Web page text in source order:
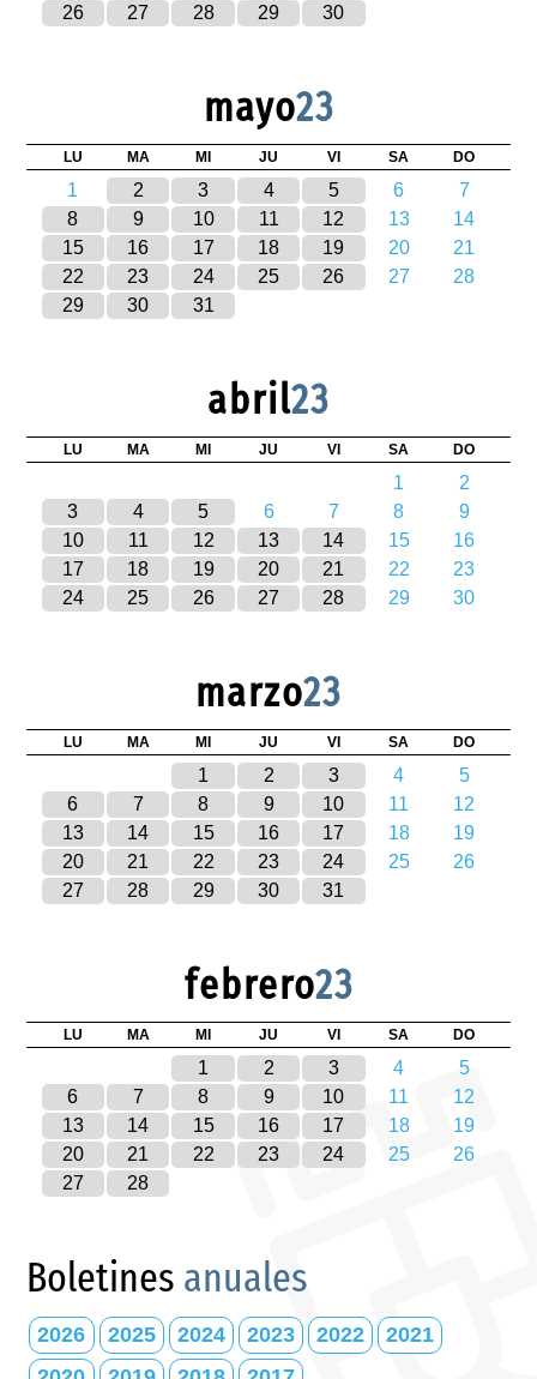
26
27 28 29 30
mayo23
LU MA MI JU VI SA DO
1 2 3 4 5 6
7
8
9 10 11 12 13
14
15
16 17 18 19 20
21
22
23 24 25 26 27
28
29
30 31
abril23
LU MA MI JU VI SA DO
1
2
3
4 5 6 7 8
9
10
11 12 13 14 15
16
17
18 19 20 21 22
23
24
25 26 27 28 29 30
marzo23
LU MA MI JU VI SA DO
1 2 3 4
5
6
7 8 9 10 11
12
13
14 15 16 17 18
19
20
21 22 23 24 25
26
27
28 29 30 31
febrero23
LU MA MI JU VI SA DO
1 2 3 4
5
6
7 8 9 10 11
12
13
14 15 16 17 18
19
20
21 22 23 24 25
26
27
28
Boletines anuales
2026 2025 2024 2023 2022
2021